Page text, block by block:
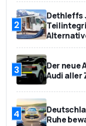
2
Dethleffs
3
Der neue
Audi aller
4
Ruhe